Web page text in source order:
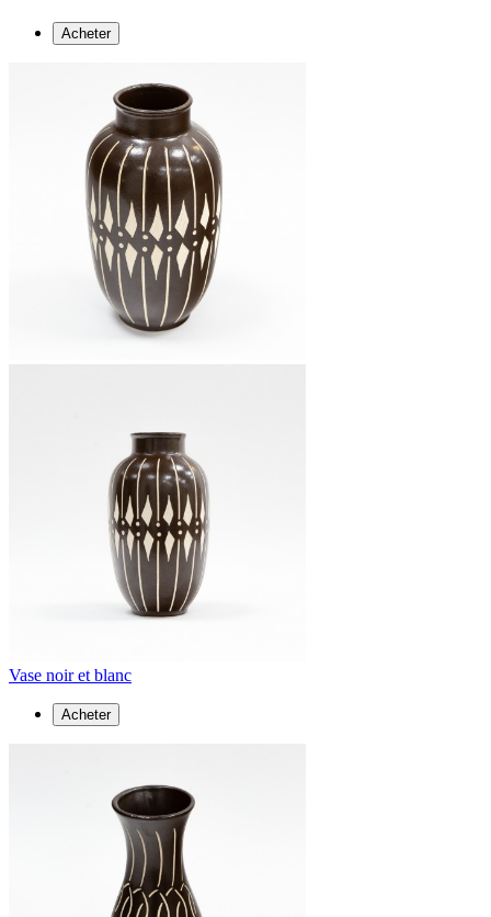
Acheter
Vase noir et blanc
Acheter